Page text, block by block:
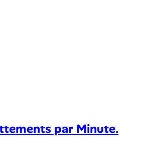
par Minute.